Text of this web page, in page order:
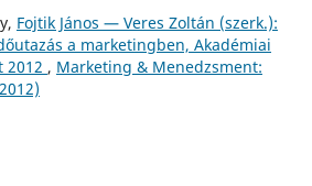
Fojtik János — Veres Zoltán (szerk.):
a marketingben, Akadémiai
2012 , Marketing & Menedzsment: